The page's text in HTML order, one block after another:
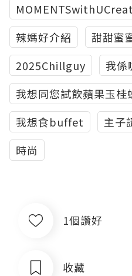
辣媽好介紹
甜甜蜜
2025Chillguy
我係
我想同您試飲蘋果玉桂
我想食buffet
主子
時尚
1個讚好
收藏